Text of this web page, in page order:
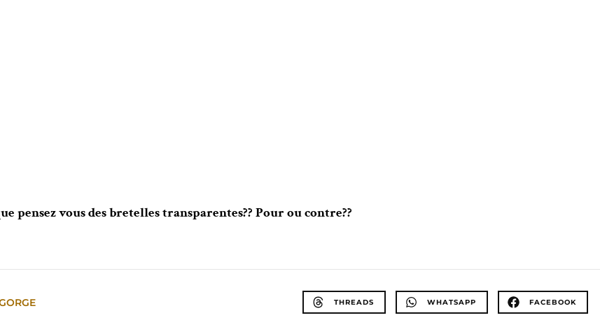
pensez vous des bretelles transparentes?? Pour ou contre??
THREADS WHATSAPP FACEBOOK